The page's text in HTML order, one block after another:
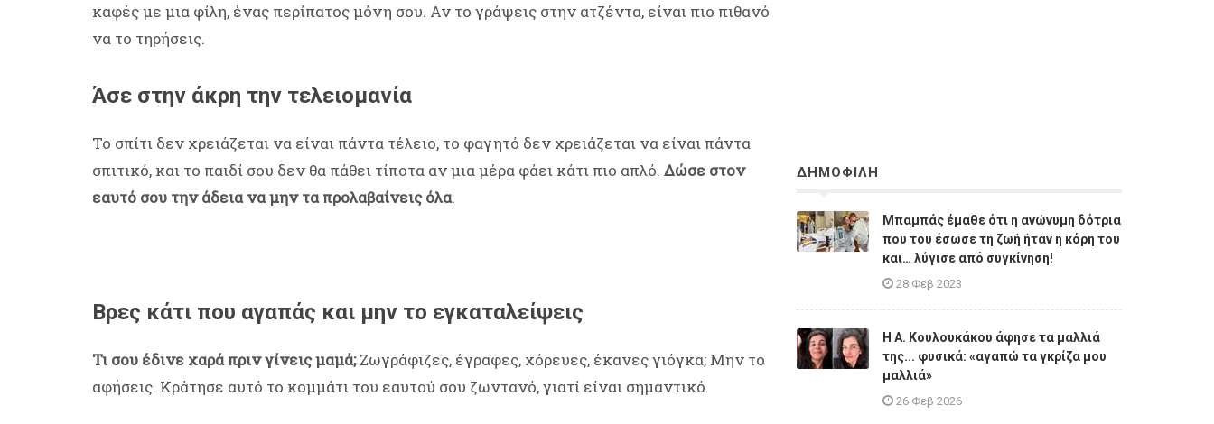
καφές με μια φίλη, ένας περίπατος μόνη σου. Αν το γράψεις στην ατζέντα, είναι πιο πιθανό
να το τηρήσεις.
Άσε στην άκρη την τελειομανία
Το σπίτι δεν χρειάζεται να είναι πάντα τέλειο, το φαγητό δεν χρειάζεται να είναι πάντα
σπιτικό, και το παιδί σου δεν θα πάθει τίποτα αν μια μέρα φάει κάτι πιο απλό. Δώσε στον
εαυτό σου την άδεια να μην τα προλαβαίνεις όλα.
Βρες κάτι που αγαπάς και μην το εγκαταλείψεις
Τι σου έδινε χαρά πριν γίνεις μαμά;Ζωγράφιζες, έγραφες, χόρευες, έκανες γιόγκα; Μην το
αφήσεις. Κράτησε αυτό το κομμάτι του εαυτού σου ζωντανό, γιατί είναι σημαντικό.
ΔΗΜΟΦΙΛΗ
Μπαμπάς έμαθε ότι η ανώνυμη δότρια
που του έσωσε τη ζωή ήταν η κόρη του
και… λύγισε από συγκίνηση!
28 Φεβ 2023
Η A. Κουλουκάκου άφησε τα μαλλιά
της... φυσικά: «αγαπώ τα γκρίζα μου
μαλλιά»
26 Φεβ 2026